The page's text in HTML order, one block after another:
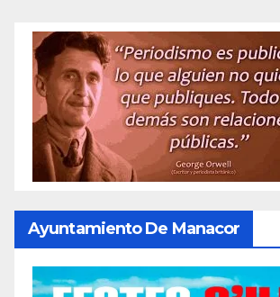
Ayuntamiento De Manacor